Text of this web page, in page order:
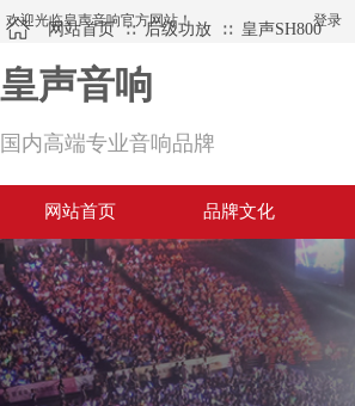
欢迎光临皇声音响官方网站！ 登录
网站首页 ∷ 后级功放 ∷ 皇声SH800
皇声音响
国内高端专业音响品牌
网站首页 品牌文化